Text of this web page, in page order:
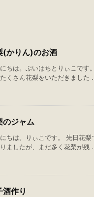
(かりん)のお酒
ちは。ぶいはちとりぃこです
くさん花梨をいただきました
のジャム
ちは。りぃこです。 先日花
ましたが、まだ多く花梨が残
酒作り